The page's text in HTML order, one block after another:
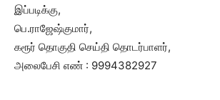
இப்படிக்கு,
பெ.ராஜேஷ்குமார்,
கரூர் தொகுதி செய்தி தொடர்பாளர்,
அலைபேசி எண் : 9994382927